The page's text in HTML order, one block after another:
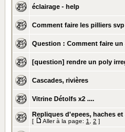
éclairage - help
Comment faire les pilliers
Question : Comment faire un
[question] rendre un poly
Cascades, rivières
Vitrine Détolfs x2 ....
Repliques d'epees, haches
[ Aller à la page: 1 2 ]